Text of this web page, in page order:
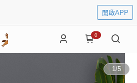
開啟APP
0
1/5